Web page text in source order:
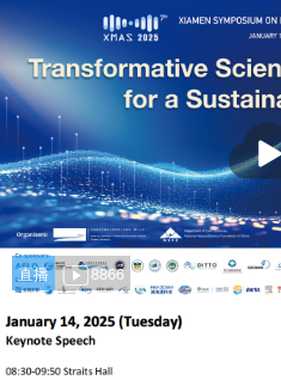
直播 8866
放